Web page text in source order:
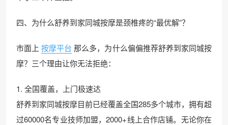
四、为什么舒养到家同城按摩是颈椎疼的“最优解”？
市面上 按摩平台 那么多，为什么偏偏推荐舒养到家同城按
摩？三个理由让你无法拒绝：
1. 全国覆盖，上门极速达
舒养到家同城按摩目前已经覆盖全国285多个城市，拥有超
过60000名专业技师加盟，2000+线上合作店铺。无论你在